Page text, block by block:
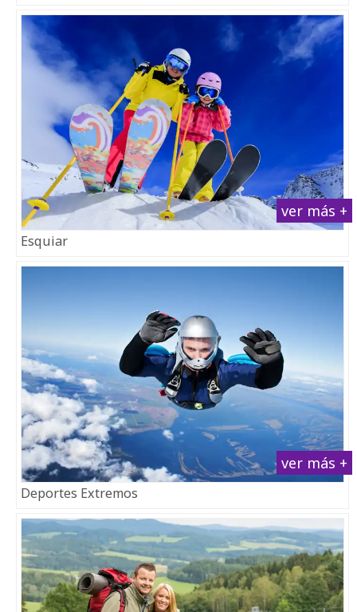
ver más +
Esquiar
ver más +
Deportes Extremos